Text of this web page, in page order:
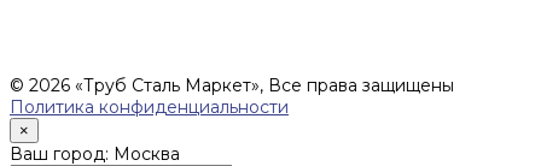
© 2026 «Труб Сталь Маркет», Все права защищены
Политика конфиденциальности
×
Ваш город: Москва